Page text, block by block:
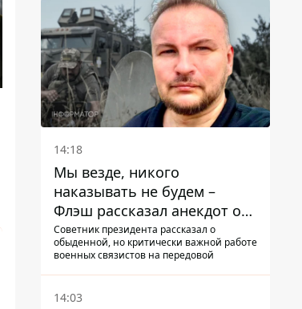
14:18
Мы везде, никого
наказывать не будем –
Флэш рассказал анекдот о
незаменимой работе
связистов на фронте
Советник президента рассказал о
обыденной, но критически важной работе
военных связистов на передовой
14:03